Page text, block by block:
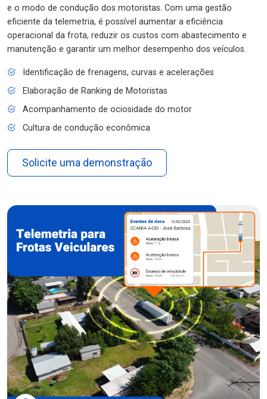
e o modo de condução dos motoristas. Com uma gestão
eficiente da telemetria, é possível aumentar a eficiência
operacional da frota, reduzir os custos com abastecimento e
manutenção e garantir um melhor desempenho dos veículos.
Identificação de frenagens, curvas e acelerações
Elaboração de Ranking de Motoristas
Acompanhamento de ociosidade do motor
Cultura de condução econômica
Solicite uma demonstração